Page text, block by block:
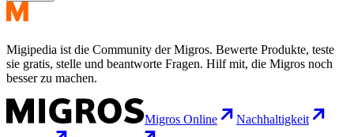
Migipedia ist die Community der Migros. Bewerte Produkte, teste
sie gratis, stelle und beantworte Fragen. Hilf mit, die Migros noch
besser zu machen.
Migros Online
Nachhaltigkeit